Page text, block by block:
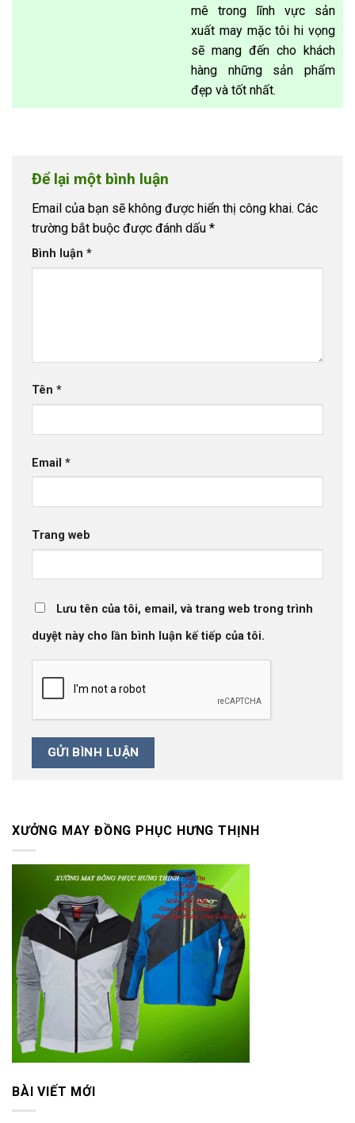
mê trong lĩnh vực sản
xuất may mặc tôi hi vọng
sẽ mang đến cho khách
hàng những sản phẩm
đẹp và tốt nhất.
Để lại một bình luận
Email của bạn sẽ không được hiển thị công khai. Các
trường bắt buộc được đánh dấu *
Bình luận *
Tên *
Email *
Trang web
Lưu tên của tôi, email, và trang web trong trình
duyệt này cho lần bình luận kế tiếp của tôi.
XƯỞNG MAY ĐỒNG PHỤC HƯNG THỊNH
BÀI VIẾT MỚI